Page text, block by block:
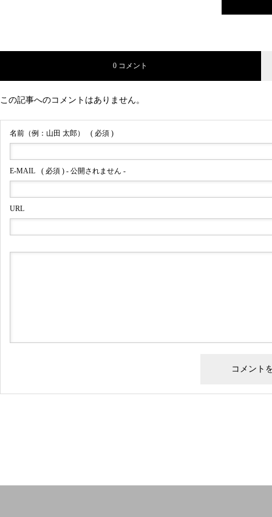
0 コメント
この記事へのコメントはありません。
名前（例：山田 太郎） ( 必須 )
E-MAIL ( 必須 ) - 公開されません -
URL